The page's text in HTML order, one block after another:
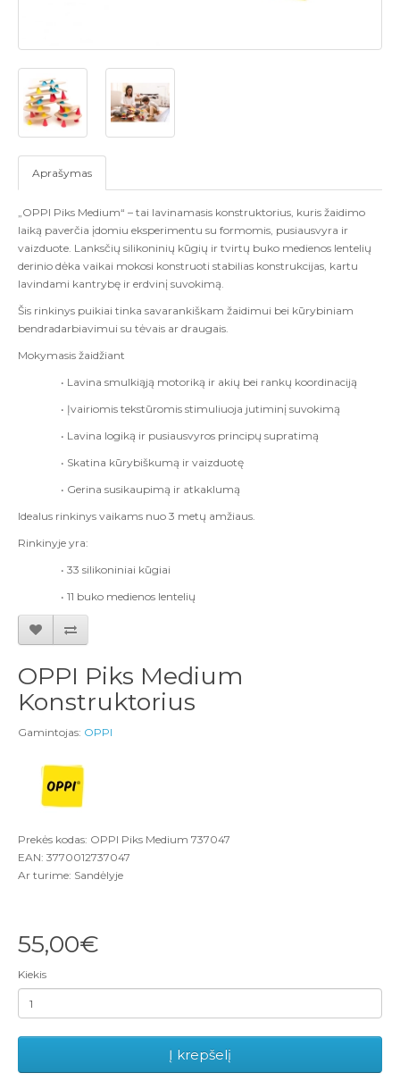
Aprašymas
„OPPI Piks Medium“ – tai lavinamasis konstruktorius, kuris žaidimo
laiką paverčia įdomiu eksperimentu su formomis, pusiausvyra ir
vaizduote. Lanksčių silikoninių kūgių ir tvirtų buko medienos lentelių
derinio dėka vaikai mokosi konstruoti stabilias konstrukcijas, kartu
lavindami kantrybę ir erdvinį suvokimą.
Šis rinkinys puikiai tinka savarankiškam žaidimui bei kūrybiniam
bendradarbiavimui su tėvais ar draugais.
Mokymasis žaidžiant
• Lavina smulkiąją motoriką ir akių bei rankų koordinaciją
• Įvairiomis tekstūromis stimuliuoja jutiminį suvokimą
• Lavina logiką ir pusiausvyros principų supratimą
• Skatina kūrybiškumą ir vaizduotę
• Gerina susikaupimą ir atkaklumą
Idealus rinkinys vaikams nuo 3 metų amžiaus.
Rinkinyje yra:
• 33 silikoniniai kūgiai
• 11 buko medienos lentelių
OPPI Piks Medium
Konstruktorius
Gamintojas: OPPI
Prekės kodas: OPPI Piks Medium 737047
EAN: 3770012737047
Ar turime: Sandėlyje
55,00€
Kiekis
Į krepšelį